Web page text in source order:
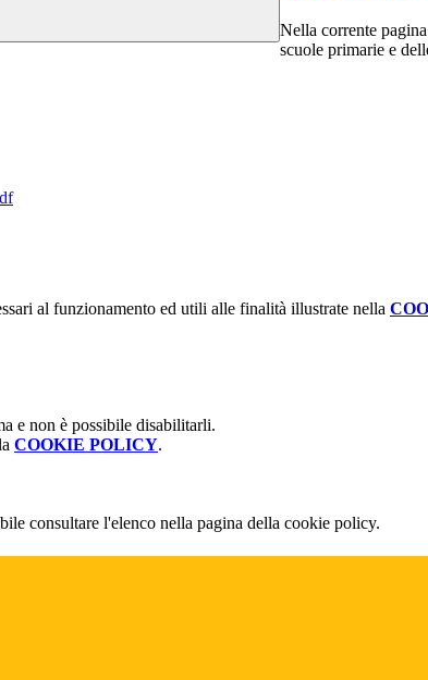
Nella corrente
scuole primarie e
al funzionamento ed utili alle finalità illustrate nella
e non è possibile disabilitarli.
COOKIE POLICY.
consultare l'elenco nella pagina della cookie policy.